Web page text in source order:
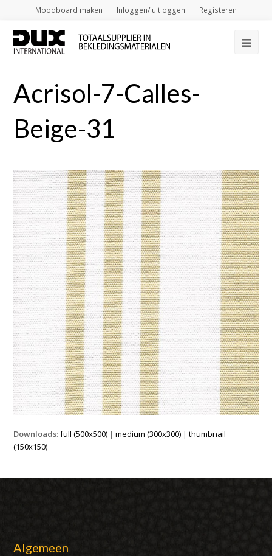
Moodboard maken Inloggen/ uitloggen Registeren
Acrisol-7-Calles-
Beige-31
Downloads:full (500x500) |medium (300x300) |thumbnail
(150x150)
Algemeen